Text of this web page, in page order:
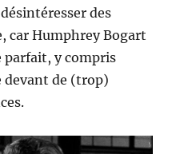
des
car Humphrey Bogart
parfait, y compris
devant de (trop)